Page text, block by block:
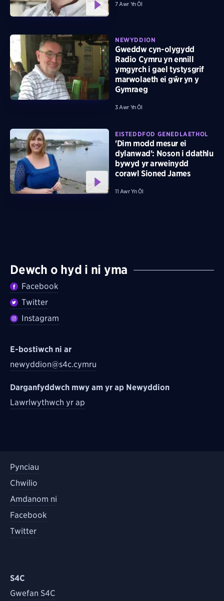
7 Awr Yn Ôl
NEWYDDION
Gweddw cyn-olygydd
Radio Cymru yn ennill
ymgyrch i gael tystysgrif
marwolaeth ei gŵr yn y
Gymraeg
3 Awr Yn Ôl
EISTEDDFOD GENEDLAETHOL
'Dim modd mesur ei
dylanwad': Noson i ddathlu
bywyd yr arweinydd
corawl Sioned James
11 Awr Yn Ôl
Dewch o hyd i ni yma
Facebook
Twitter
Instagram
E-bostiwch ni ar
newyddion@s4c.cymru
Darganfyddwch mwy am yr ap Newyddion
Lawrlwythwch yr ap
Pynciau
Chwilio
Amdanom ni
Facebook
Twitter
S4C
Gwefan S4C